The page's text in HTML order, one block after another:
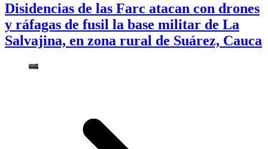
Disidencias de las Farc atacan con drones
y ráfagas de fusil la base militar de La
Salvajina, en zona rural de Suárez, Cauca